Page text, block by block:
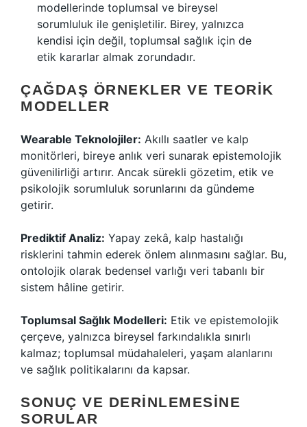
modellerinde toplumsal ve bireysel
sorumluluk ile genişletilir. Birey, yalnızca
kendisi için değil, toplumsal sağlık için de
etik kararlar almak zorundadır.
ÇAĞDAŞ ÖRNEKLER VE TEORIK
MODELLER
Wearable Teknolojiler: Akıllı saatler ve kalp
monitörleri, bireye anlık veri sunarak epistemolojik
güvenilirliği artırır. Ancak sürekli gözetim, etik ve
psikolojik sorumluluk sorunlarını da gündeme
getirir.
Prediktif Analiz: Yapay zekâ, kalp hastalığı
risklerini tahmin ederek önlem alınmasını sağlar. Bu,
ontolojik olarak bedensel varlığı veri tabanlı bir
sistem hâline getirir.
Toplumsal Sağlık Modelleri: Etik ve epistemolojik
çerçeve, yalnızca bireysel farkındalıkla sınırlı
kalmaz; toplumsal müdahaleleri, yaşam alanlarını
ve sağlık politikalarını da kapsar.
SONUÇ VE DERINLEMESINE
SORULAR